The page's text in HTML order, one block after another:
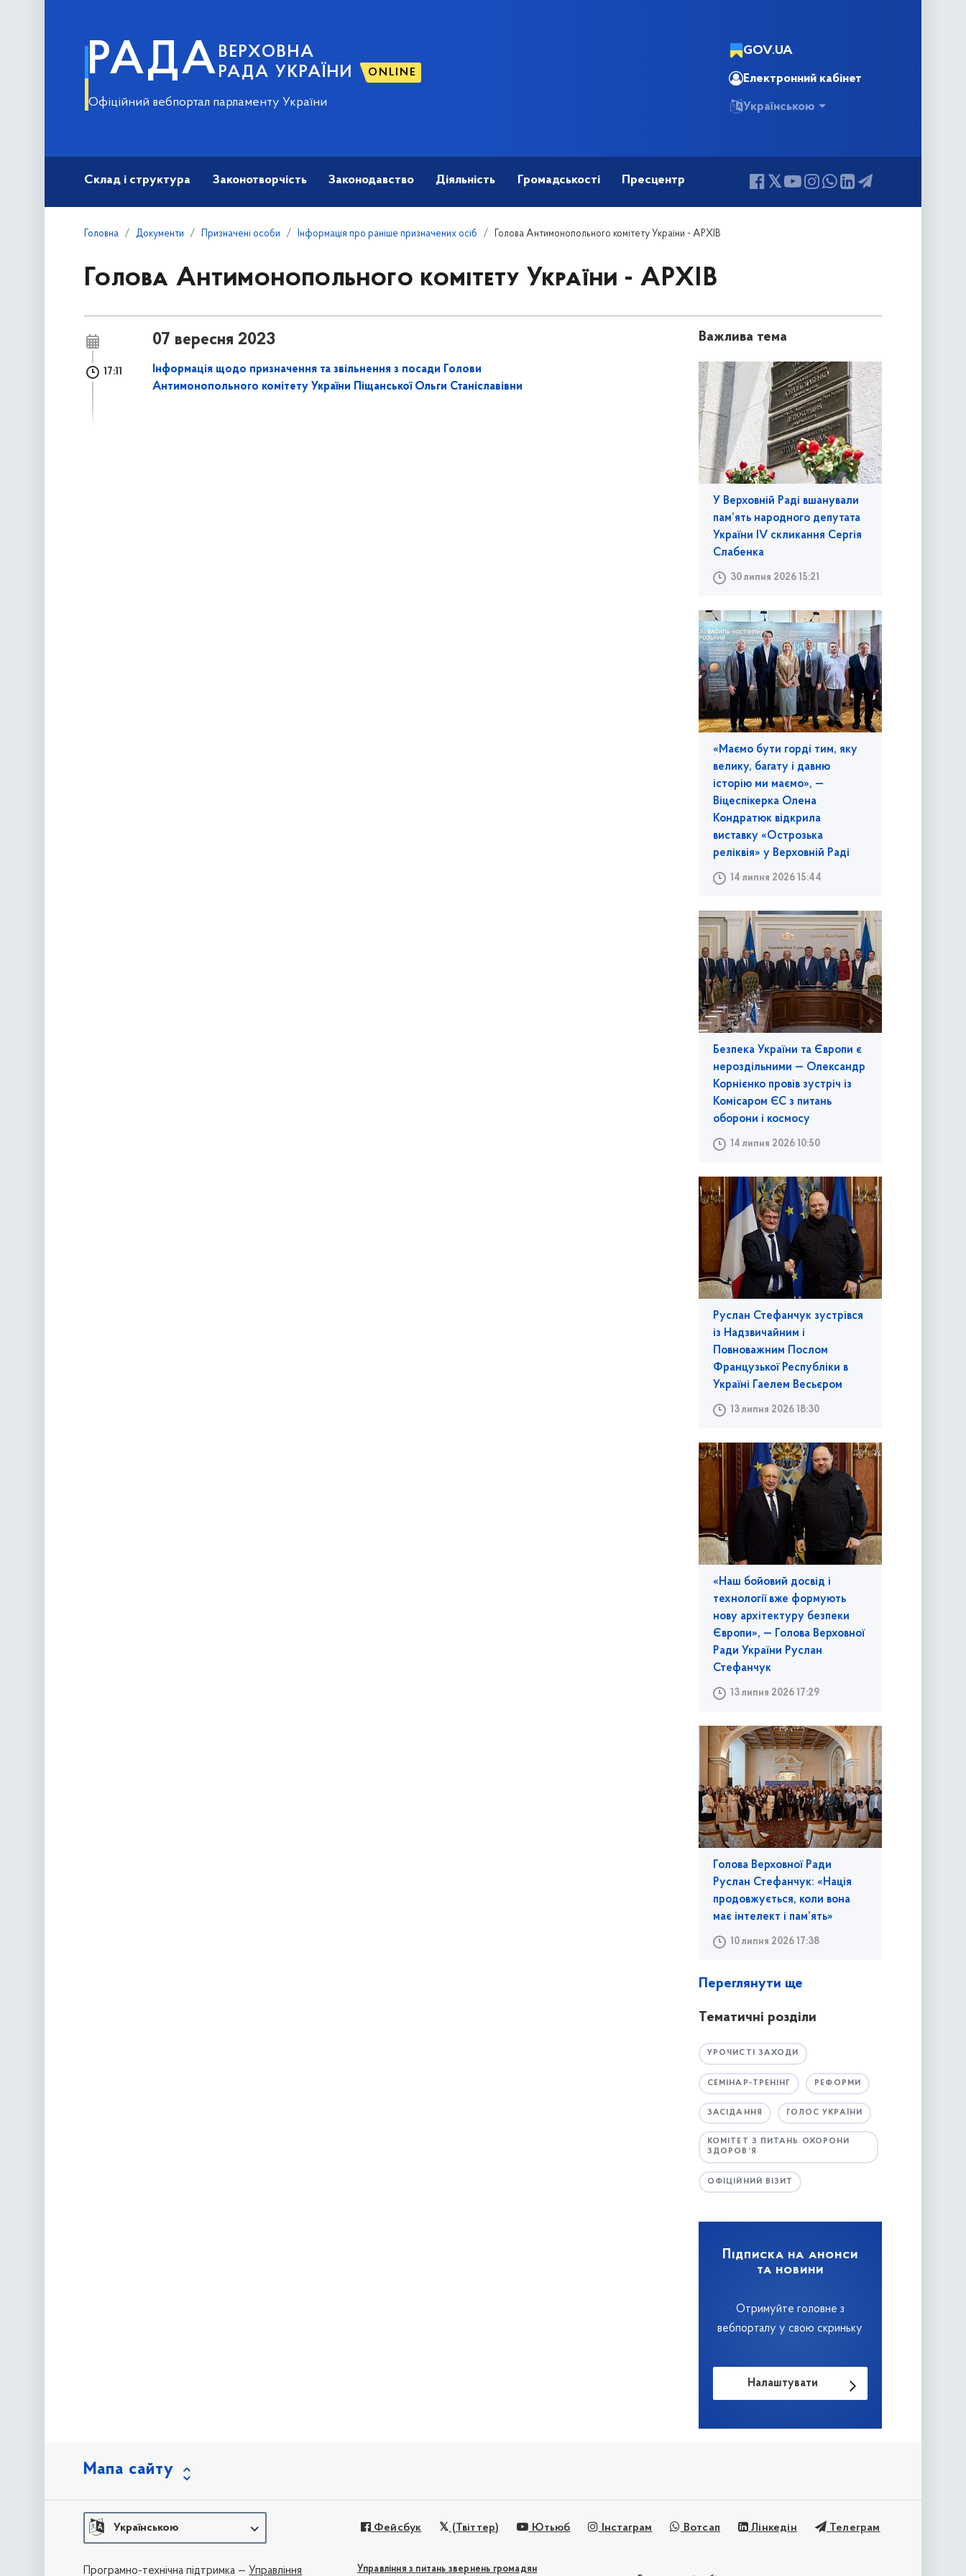
РАДА ВЕРХОВНА
РАДА УКРАЇНИ
ONLINE
Офіційний вебпортал парламенту України
GOV.UA
Електронний кабінет
Українською
Склад і структура Законотворчість Законодавство Діяльність Громадськості Пресцентр
Головна Документи Призначені особи Інформація про раніше призначених осіб Голова Антимонопольного комітету України - АРХІВ
Голова Антимонопольного комітету України - АРХІВ
07 вересня 2023
17:11
Інформація щодо призначення та звільнення з посади Голови
Антимонопольного комітету України Піщанської Ольги Станіславівни
Важлива тема
У Верховній Раді вшанували
пам’ять народного депутата
України IV скликання Сергія
Слабенка
30 липня 2026 15:21
«Маємо бути горді тим, яку
велику, багату і давню
історію ми маємо», —
Віцеспікерка Олена
Кондратюк відкрила
виставку «Острозька
реліквія» у Верховній Раді
14 липня 2026 15:44
Безпека України та Європи є
нероздільними — Олександр
Корнієнко провів зустріч із
Комісаром ЄС з питань
оборони і космосу
14 липня 2026 10:50
Руслан Стефанчук зустрівся
із Надзвичайним і
Повноважним Послом
Французької Республіки в
Україні Гаелем Весьєром
13 липня 2026 18:30
«Наш бойовий досвід і
технології вже формують
нову архітектуру безпеки
Європи», — Голова Верховної
Ради України Руслан
Стефанчук
13 липня 2026 17:29
Голова Верховної Ради
Руслан Стефанчук: «Нація
продовжується, коли вона
має інтелект і пам’ять»
10 липня 2026 17:38
Переглянути ще
Тематичні розділи
УРОЧИСТІ ЗАХОДИ
СЕМІНАР-ТРЕНІНГ РЕФОРМИ
ЗАСІДАННЯ ГОЛОС УКРАЇНИ
КОМІТЕТ З ПИТАНЬ ОХОРОНИ
ЗДОРОВ’Я
ОФІЦІЙНИЙ ВІЗИТ
Підписка на анонси
та новини
Отримуйте головне з
вебпорталу у свою скриньку
Налаштувати
Мапа сайту
Українською Фейсбук (Твіттер) Ютьюб Інстаграм Вотсап Лінкедін Телеграм
Управління з питань звернень громадян
Програмно-технічна підтримка — Управління